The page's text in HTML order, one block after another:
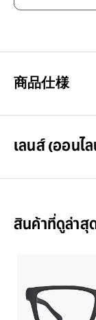
少滑动。适用于
商品仕様
เลนส์ (ออนไ
สินค้าที่ดูล่าสุ